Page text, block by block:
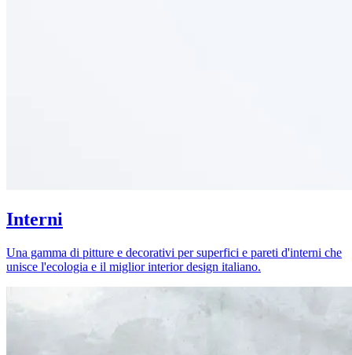
Interni
Una gamma di pitture e decorativi per superfici e pareti d'interni che
unisce l'ecologia e il miglior interior design italiano.